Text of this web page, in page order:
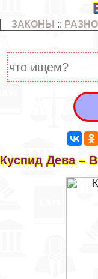
ЗАКОНЫ ::
Куспид Дева –